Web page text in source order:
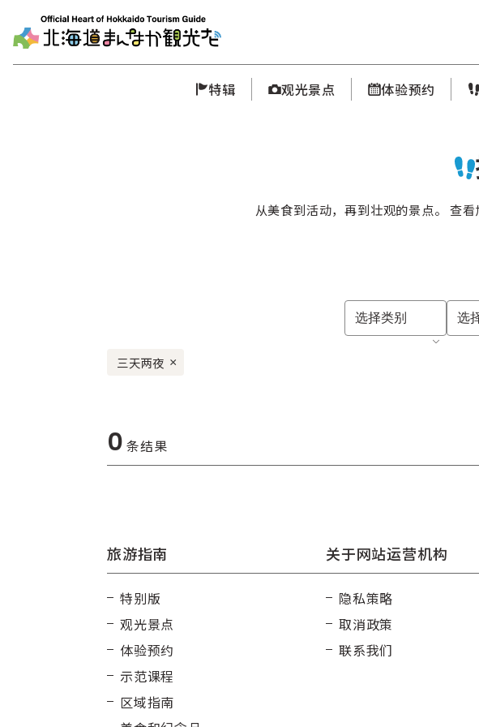
特辑 观光景点 体验预约
从美食到活动，再到壮观的景点。 查
选择类别 选
三天两夜 ×
0 条结果
旅游指南
特别版
观光景点
体验预约
示范课程
区域指南
关于网站运营机构
隐私策略
取消政策
联系我们